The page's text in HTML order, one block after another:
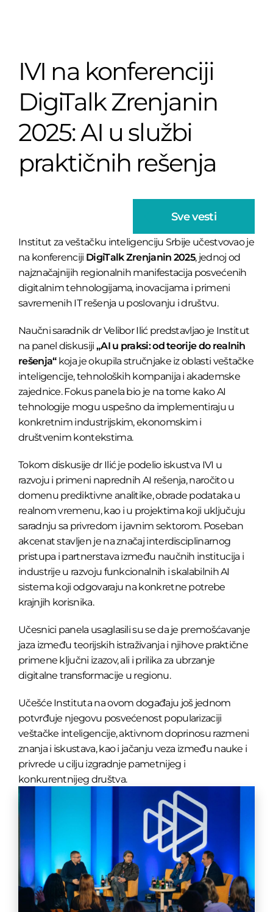
IVI na konferenciji
DigiTalk Zrenjanin
2025: AI u službi
praktičnih rešenja
Sve vesti
Institut za veštačku inteligenciju Srbije učestvovao je
na konferenciji DigiTalk Zrenjanin 2025, jednoj od
najznačajnijih regionalnih manifestacija posvećenih
digitalnim tehnologijama, inovacijama i primeni
savremenih IT rešenja u poslovanju i društvu.
Naučni saradnik dr Velibor Ilić predstavljao je Institut
na panel diskusiji„AI u praksi: od teorije do realnih
rešenja“koja je okupila stručnjake iz oblasti veštačke
inteligencije, tehnoloških kompanija i akademske
zajednice. Fokus panela bio je na tome kako AI
tehnologije mogu uspešno da implementiraju u
konkretnim industrijskim, ekonomskim i
društvenim kontekstima.
Tokom diskusije dr Ilić je podelio iskustva IVI u
razvoju i primeni naprednih AI rešenja, naročito u
domenu prediktivne analitike, obrade podataka u
realnom vremenu, kao i u projektima koji uključuju
saradnju sa privredom i javnim sektorom. Poseban
akcenat stavljen je na značaj interdisciplinarnog
pristupa i partnerstava između naučnih institucija i
industrije u razvoju funkcionalnih i skalabilnih AI
sistema koji odgovaraju na konkretne potrebe
krajnjih korisnika.
Učesnici panela usaglasili su se da je premošćavanje
jaza između teorijskih istraživanja i njihove praktične
primene ključni izazov, ali i prilika za ubrzanje
digitalne transformacije u regionu.
Učešće Instituta na ovom događaju još jednom
potvrđuje njegovu posvećenost popularizaciji
veštačke inteligencije, aktivnom doprinosu razmeni
znanja i iskustava, kao i jačanju veza između nauke i
privrede u cilju izgradnje pametnijeg i
konkurentnijeg društva.